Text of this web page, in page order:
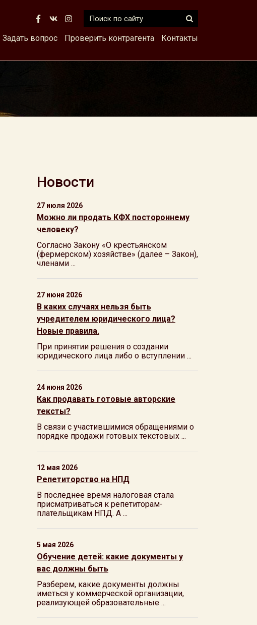
Задать вопрос Проверить контрагента Контакты
Новости
27 июля 2026
Можно ли продать КФХ постороннему
человеку?
Согласно Закону «О крестьянском
(фермерском) хозяйстве» (далее – Закон),
членами ...
27 июня 2026
В каких случаях нельзя быть
учредителем юридического лица?
Новые правила.
При принятии решения о создании
юридического лица либо о вступлении ...
24 июня 2026
Как продавать готовые авторские
тексты?
В связи с участившимися обращениями о
порядке продажи готовых текстовых ...
12 мая 2026
Репетиторство на НПД
В последнее время налоговая стала
присматриваться к репетиторам-
плательщикам НПД. А ...
5 мая 2026
Обучение детей: какие документы у
вас должны быть
Разберем, какие документы должны
иметься у коммерческой организации,
реализующей образовательные ...